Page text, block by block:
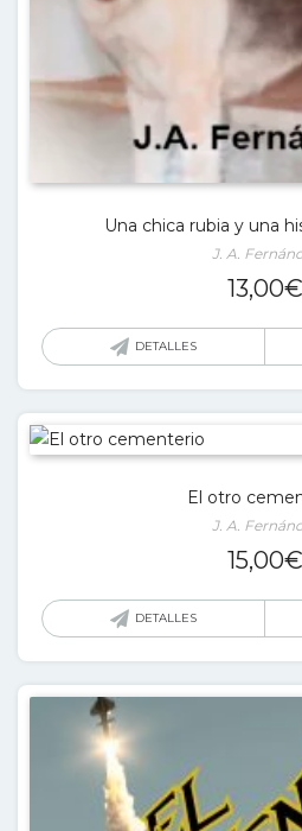
Una chica rubia y una
J. A.
13,00€
DETALLES
El otro
J. A.
15,00€
DETALLES